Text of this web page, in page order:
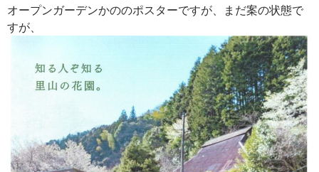
オープンガーデンかののポスターですが、まだ案の状態で
すが、